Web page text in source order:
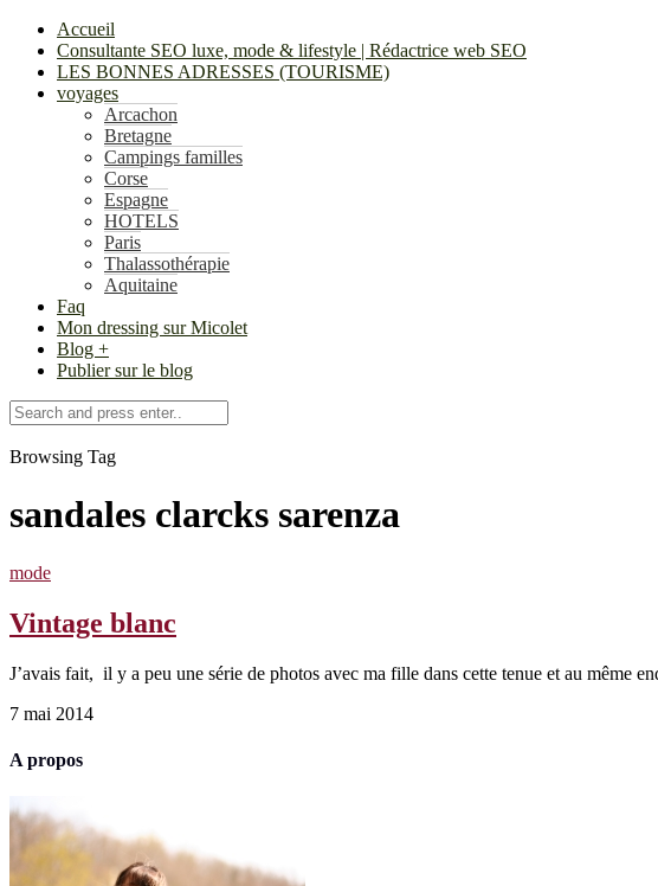
Accueil
Consultante SEO luxe, mode & lifestyle | Rédactrice web SEO
LES BONNES ADRESSES (TOURISME)
voyages
Arcachon
Bretagne
Campings familles
Corse
Espagne
HOTELS
Paris
Thalassothérapie
Aquitaine
Faq
Mon dressing sur Micolet
Blog +
Publier sur le blog
Browsing Tag
sandales clarcks sarenza
mode
Vintage blanc
J’avais fait, il y a peu une série de photos avec ma fille dans cette tenue et au même
7 mai 2014
A propos